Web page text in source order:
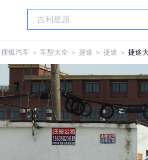
搜狐汽车 ＞ 车型大全 ＞ 捷途 ＞ 捷途 ＞ 捷途